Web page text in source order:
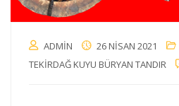
ADMIN 26 NISAN 2021
TEKIRDAĞ KUYU BÜRYAN TANDIR